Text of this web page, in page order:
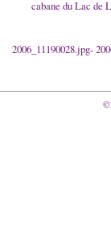
cabane du Lac de
2006_11190028.jpg-